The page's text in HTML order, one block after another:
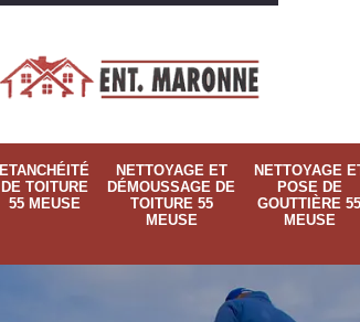
ETANCHÉITÉ
DE TOITURE
55 MEUSE
NETTOYAGE ET
DÉMOUSSAGE DE
TOITURE 55
MEUSE
NETTOYAGE
POSE DE
GOUTTIÈRE 55
MEUSE